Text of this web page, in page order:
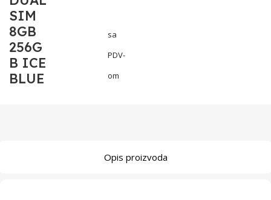
SIM
8GB
256G
B ICE
BLUE
sa
PDV-
om
Opis proizvoda